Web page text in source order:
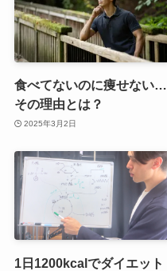
食べてないのに痩せない…
その理由とは？
2025年3月2日
1日1200kcalでダイエット